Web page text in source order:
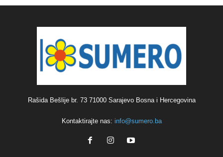
Rašida Bešlije br. 73 71000 Sarajevo Bosna i Hercegovina
Kontaktirajte nas: info@sumero.ba